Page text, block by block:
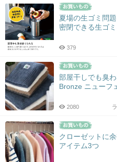
夏場の生ゴミ問
密閉できる生ゴミ
379
部屋干しでも臭
Bronze ニューフ
2080
クローゼットに
アイテム3つ